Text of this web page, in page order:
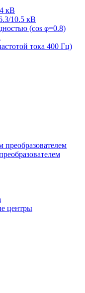
кВ
10.5 кВ
(cos φ=0.8)
тока 400 Гц)
центры